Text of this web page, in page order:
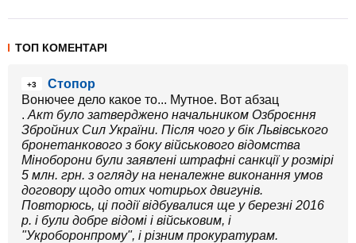
ТОП КОМЕНТАРІ
+3
Стопор
Вонючее дело какое то... Мутное. Вот абзац
. Акт було затверджено начальником Озброєння
Збройних Сил України. Після чого у бік Львівського
бронетанкового з боку військового відомства
Міноборони були заявлені штрафні санкції у розмірі
5 млн. грн. з огляду на неналежне виконання умов
договору щодо отих чотирьох двигунів.
Повторюсь, ці події відбувалися ще у березні 2016
р. і були добре відомі і військовим, і
"Укроборонпрому", і різним прокуратурам.